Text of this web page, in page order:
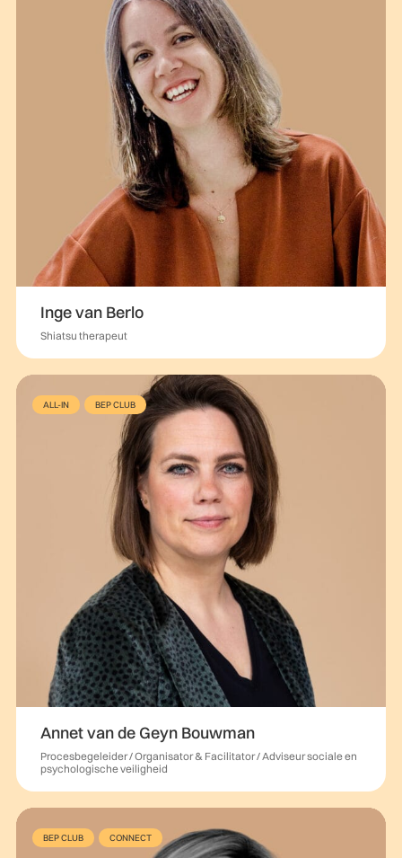
Inge van Berlo
Shiatsu therapeut
ALL-IN BEP CLUB
Annet van de Geyn Bouwman
Procesbegeleider / Organisator & Facilitator / Adviseur sociale en
psychologische veiligheid
BEP CLUB CONNECT